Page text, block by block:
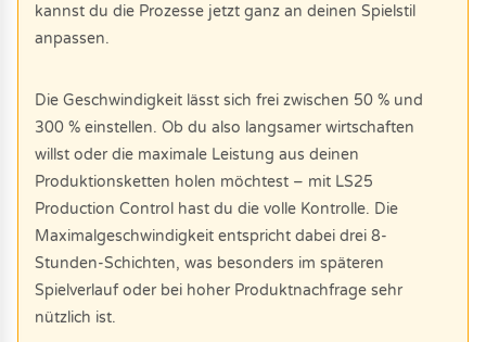
kannst du die Prozesse jetzt ganz an deinen Spielstil
anpassen.
Die Geschwindigkeit lässt sich frei zwischen 50 % und
300 % einstellen. Ob du also langsamer wirtschaften
willst oder die maximale Leistung aus deinen
Produktionsketten holen möchtest – mit LS25
Production Control hast du die volle Kontrolle. Die
Maximalgeschwindigkeit entspricht dabei drei 8-
Stunden-Schichten, was besonders im späteren
Spielverlauf oder bei hoher Produktnachfrage sehr
nützlich ist.